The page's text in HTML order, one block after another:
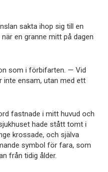
sakta ihop sig till en
en granne mitt på dagen
som i förbifarten. — Vid
inte ensam, utan med ett
fastnade i mitt huvud och
hade stått tomt i
krossade, och själva
symbol för fara, som
från tidig ålder.